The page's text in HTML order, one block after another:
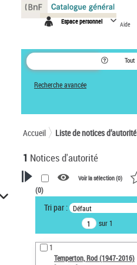
Espace personnel Aide
Tout
Recherche avancée
Accueil Liste de notices d’autorité
1 Notices d'autorité
VOTRE RECHERCHE
Recherche avancée dans les
notices d’autorité
Œuvres liées à l'auteur :
Temperton, Rod (1947-2016)
Voir la sélection (0)
(0)
Tri par : Défaut
sur 1
1
Temperton, Rod (1947-2016)
Panneau de gestion des cookies